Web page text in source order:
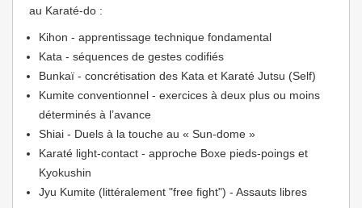
au Karaté-do :
Kihon - apprentissage technique fondamental
Kata - séquences de gestes codifiés
Bunkaï - concrétisation des Kata et Karaté Jutsu (Self)
Kumite conventionnel - exercices à deux plus ou moins
déterminés à l’avance
Shiai - Duels à la touche au « Sun-dome »
Karaté light-contact - approche Boxe pieds-poings et
Kyokushin
Jyu Kumite (littéralement "free fight") - Assauts libres